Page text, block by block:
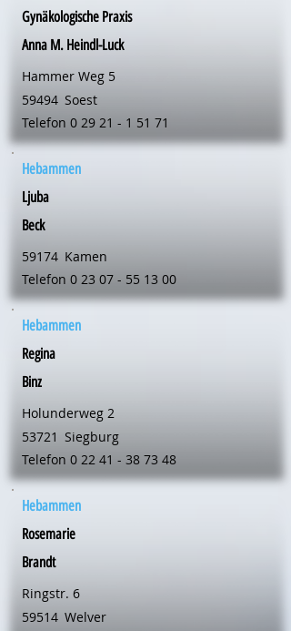
Gynäkologische Praxis
Anna M. Heindl-Luck
Hammer Weg 5
59494 Soest
Telefon 0 29 21 - 1 51 71
Hebammen
Ljuba
Beck
59174 Kamen
Telefon 0 23 07 - 55 13 00
Hebammen
Regina
Binz
Holunderweg 2
53721 Siegburg
Telefon 0 22 41 - 38 73 48
Hebammen
Rosemarie
Brandt
Ringstr. 6
59514 Welver